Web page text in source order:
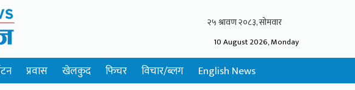
10 August 2026, Monday
प्रवास खेलकुद फिचर विचार/ब्लग English News